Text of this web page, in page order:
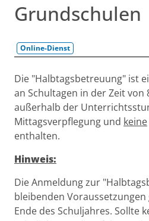
Grundschulen
Online-Dienst
Beschreibung
Die "Halbtagsbetreuung" ist
an Schultagen in der Zeit von
außerhalb der
Mittagsverpflegung und keine
enthalten.
Hinweis:
Die Anmeldung zur
bleibenden
Ende des Schuljahres. Sollte